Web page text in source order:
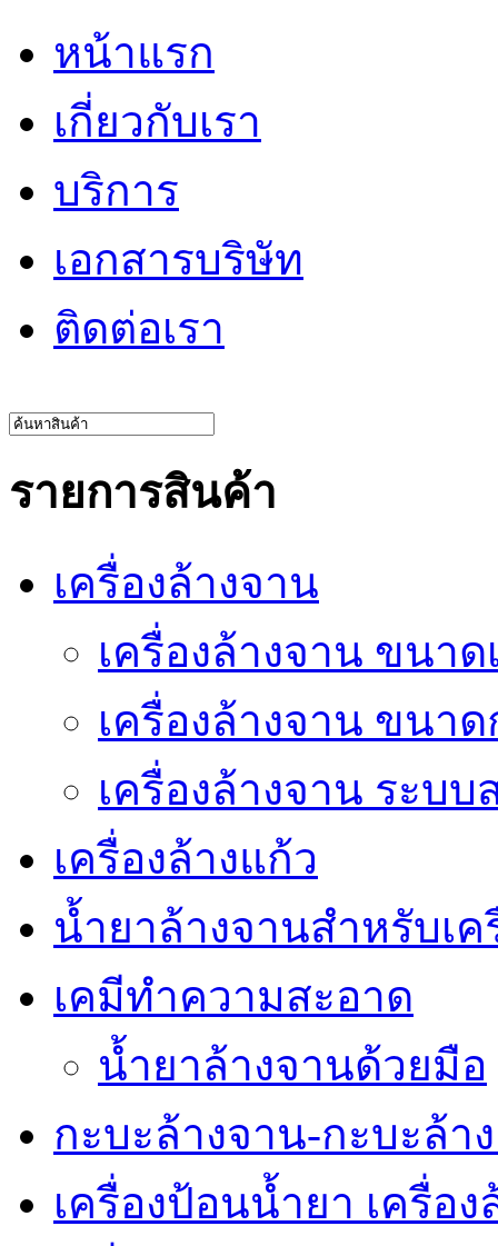
หน้าแรก
เกี่ยวกับเรา
บริการ
เอกสารบริษัท
ติดต่อเรา
รายการสินค้า
เครื่องล้างจาน
เครื่องล้างจาน ขนาด
เครื่องล้างจาน ขนาด
เครื่องล้างจาน ระบ
เครื่องล้างแก้ว
น้ำยาล้างจานสำหรับเค
เคมีทำความสะอาด
น้ำยาล้างจานด้วยมือ
กะบะล้างจาน-กะบะล้า
เครื่องป้อนน้ำยา เครื่อง